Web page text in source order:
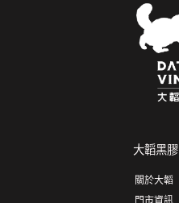
大韜黑膠
關於大韜
門市資訊